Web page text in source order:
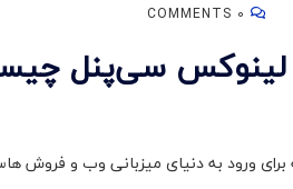
سی‌پنل
برای ورود به دنیای میزبانی وب و فروش